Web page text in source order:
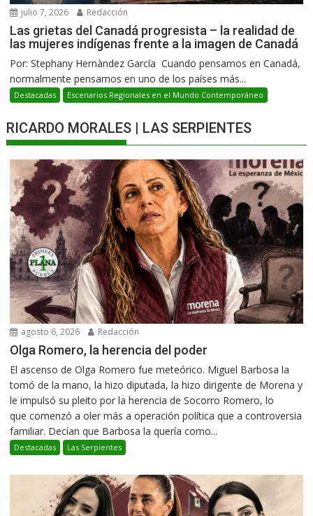
julio 7, 2026 Redacción
Las grietas del Canadá progresista – la realidad de
las mujeres indígenas frente a la imagen de Canadá
Por: Stephany Hernàndez García Cuando pensamos en Canadá,
normalmente pensamos en uno de los países más...
Destacadas Escenarios Regionales en el Mundo Contemporáneo
RICARDO MORALES | LAS SERPIENTES
agosto 6, 2026 Redacción
Olga Romero, la herencia del poder
El ascenso de Olga Romero fue meteórico. Miguel Barbosa la
tomó de la mano, la hizo diputada, la hizo dirigente de Morena y
le impulsó su pleito por la herencia de Socorro Romero, lo
que comenzó a oler más a operación política que a controversia
familiar. Decían que Barbosa la quería como...
Destacadas Las Serpientes